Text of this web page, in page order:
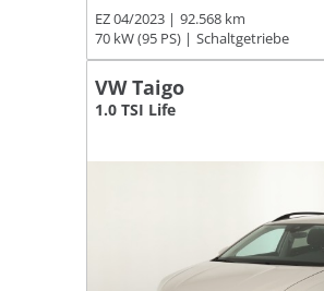
EZ 04/2023
92.568 km
70 kW (95 PS)
Schaltgetriebe
VW Taigo
1.0 TSI Life